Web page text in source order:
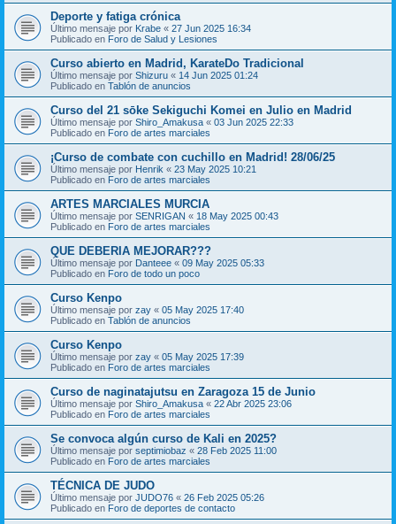
Deporte y fatiga crónica
Último mensaje por Krabe « 27 Jun 2025 16:34
Publicado en Foro de Salud y Lesiones
Curso abierto en Madrid, KarateDo Tradicional
Último mensaje por Shizuru « 14 Jun 2025 01:24
Publicado en Tablón de anuncios
Curso del 21 sōke Sekiguchi Komei en Julio en Madrid
Último mensaje por Shiro_Amakusa « 03 Jun 2025 22:33
Publicado en Foro de artes marciales
¡Curso de combate con cuchillo en Madrid! 28/06/25
Último mensaje por Henrik « 23 May 2025 10:21
Publicado en Foro de artes marciales
ARTES MARCIALES MURCIA
Último mensaje por SENRIGAN « 18 May 2025 00:43
Publicado en Foro de artes marciales
QUE DEBERIA MEJORAR???
Último mensaje por Danteee « 09 May 2025 05:33
Publicado en Foro de todo un poco
Curso Kenpo
Último mensaje por zay « 05 May 2025 17:40
Publicado en Tablón de anuncios
Curso Kenpo
Último mensaje por zay « 05 May 2025 17:39
Publicado en Foro de artes marciales
Curso de naginatajutsu en Zaragoza 15 de Junio
Último mensaje por Shiro_Amakusa « 22 Abr 2025 23:06
Publicado en Foro de artes marciales
Se convoca algún curso de Kali en 2025?
Último mensaje por septimiobaz « 28 Feb 2025 11:00
Publicado en Foro de artes marciales
TÉCNICA DE JUDO
Último mensaje por JUDO76 « 26 Feb 2025 05:26
Publicado en Foro de deportes de contacto